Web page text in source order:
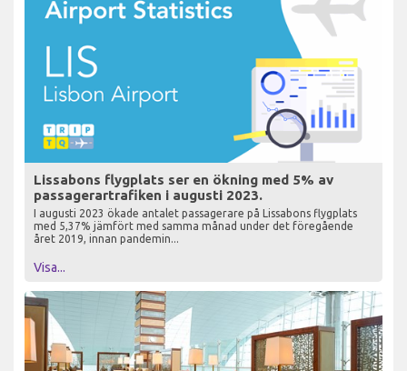
Lissabons flygplats ser en ökning med 5% av
passagerartrafiken i augusti 2023.
I augusti 2023 ökade antalet passagerare på Lissabons flygplats
med 5,37% jämfört med samma månad under det föregående
året 2019, innan pandemin...
Visa...